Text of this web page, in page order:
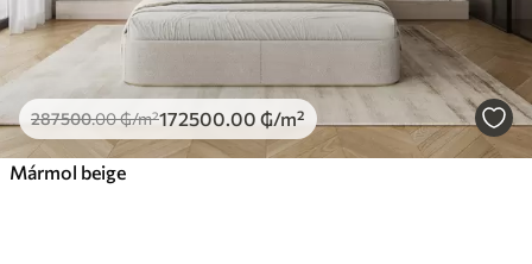
287500.00₲/m²172500 .00 ₲/m²
Mármol beige